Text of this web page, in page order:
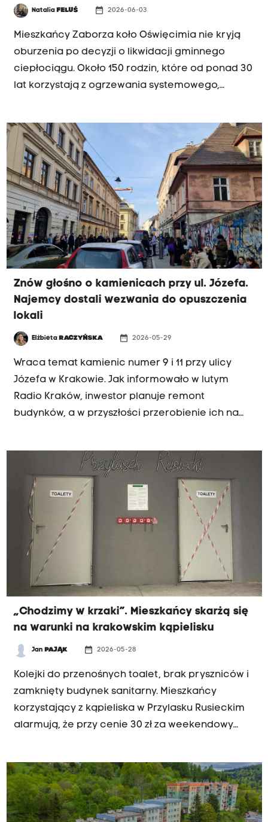
Natalia FELUŚ date_range 2026-06-03
Mieszkańcy Zaborza koło Oświęcimia nie kryją
oburzenia po decyzji o likwidacji gminnego
ciepłociągu. Około 150 rodzin, które od ponad 30
lat korzystają z ogrzewania systemowego,
Gmina przekonuje, że utrzymywanie
wyeksploatowanej instalacji nie ma już
ekonomicznego uzasadnienia. Mieszkańcy
odpowiadają, że zostali postawieni przed faktem
dokonanym.
Znów głośno o kamienicach przy ul. Józefa.
Najemcy dostali wezwania do opuszczenia
lokali
Elżbieta RACZYŃSKA date_range 2026-05-29
Wraca temat kamienic numer 9 i 11 przy ulicy
Józefa w Krakowie. Jak informowało w lutym
Radio Kraków, inwestor planuje remont
budynków, a w przyszłości przerobienie ich na
znajdujących się na parterze. Prowadzą tam
bary i sklepy.
„Chodzimy w krzaki”. Mieszkańcy skarżą się
na warunki na krakowskim kąpielisku
Jan PAJĄK date_range 2026-05-28
Kolejki do przenośnych toalet, brak pryszniców i
zamknięty budynek sanitarny. Mieszkańcy
korzystający z kąpieliska w Przylasku Rusieckim
alarmują, że przy cenie 30 zł za weekendowy
poczekać.